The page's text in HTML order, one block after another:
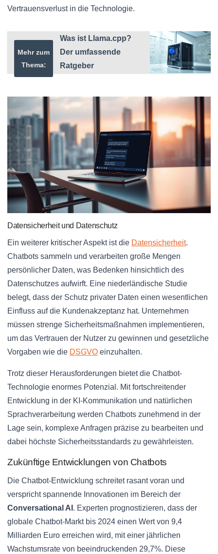
Vertrauensverlust in die Technologie.
Mehr zum
Thema:
Was ist Llama.cpp?
Der umfassende
Ratgeber
Datensicherheit und Datenschutz
Ein weiterer kritischer Aspekt ist die Datensicherheit.
Chatbots sammeln und verarbeiten große Mengen
persönlicher Daten, was Bedenken hinsichtlich des
Datenschutzes aufwirft. Eine niederländische Studie
belegt, dass der Schutz privater Daten einen wesentlichen
Einfluss auf die Kundenakzeptanz hat. Unternehmen
müssen strenge Sicherheitsmaßnahmen implementieren,
um das Vertrauen der Nutzer zu gewinnen und gesetzliche
Vorgaben wie die DSGVO einzuhalten.
Trotz dieser Herausforderungen bietet die Chatbot-
Technologie enormes Potenzial. Mit fortschreitender
Entwicklung in der KI-Kommunikation und natürlichen
Sprachverarbeitung werden Chatbots zunehmend in der
Lage sein, komplexe Anfragen präzise zu bearbeiten und
dabei höchste Sicherheitsstandards zu gewährleisten.
Zukünftige Entwicklungen von Chatbots
Die Chatbot-Entwicklung schreitet rasant voran und
verspricht spannende Innovationen im Bereich der
Conversational AI . Experten prognostizieren, dass der
globale Chatbot-Markt bis 2024 einen Wert von 9,4
Milliarden Euro erreichen wird, mit einer jährlichen
Wachstumsrate von beeindruckenden 29,7%. Diese